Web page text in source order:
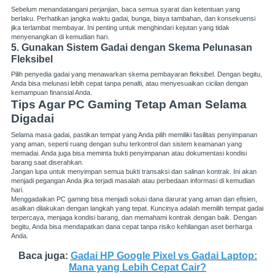
Sebelum menandatangani perjanjian, baca semua syarat dan ketentuan yang
berlaku. Perhatikan jangka waktu gadai, bunga, biaya tambahan, dan konsekuensi
jika terlambat membayar. Ini penting untuk menghindari kejutan yang tidak
menyenangkan di kemudian hari.
5. Gunakan Sistem Gadai dengan Skema Pelunasan
Fleksibel
Pilih penyedia gadai yang menawarkan skema pembayaran fleksibel. Dengan begitu,
Anda bisa melunasi lebih cepat tanpa penalti, atau menyesuaikan cicilan dengan
kemampuan finansial Anda.
Tips Agar PC Gaming Tetap Aman Selama
Digadai
Selama masa gadai, pastikan tempat yang Anda pilih memiliki fasilitas penyimpanan
yang aman, seperti ruang dengan suhu terkontrol dan sistem keamanan yang
memadai. Anda juga bisa meminta bukti penyimpanan atau dokumentasi kondisi
barang saat diserahkan.
Jangan lupa untuk menyimpan semua bukti transaksi dan salinan kontrak. Ini akan
menjadi pegangan Anda jika terjadi masalah atau perbedaan informasi di kemudian
hari.
Menggadaikan PC gaming bisa menjadi solusi dana darurat yang aman dan efisien,
asalkan dilakukan dengan langkah yang tepat. Kuncinya adalah memilih tempat gadai
terpercaya, menjaga kondisi barang, dan memahami kontrak dengan baik. Dengan
begitu, Anda bisa mendapatkan dana cepat tanpa risiko kehilangan aset berharga
Anda.
Baca juga: Gadai HP Google Pixel vs Gadai Laptop:
Mana yang Lebih Cepat Cair?